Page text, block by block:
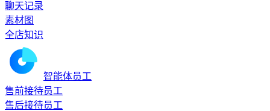
聊天记录
素材图
全店知识
智能体员工
售前接待员工
售后接待员工